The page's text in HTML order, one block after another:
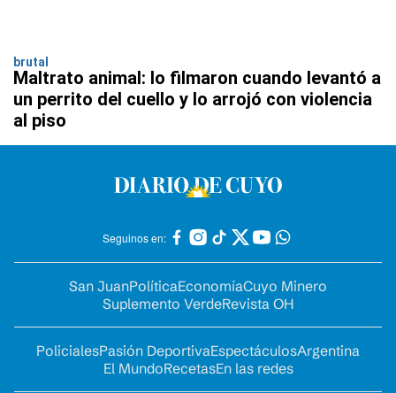
brutal
Maltrato animal: lo filmaron cuando levantó a
un perrito del cuello y lo arrojó con violencia
al piso
Seguinos en:
San JuanPolíticaEconomíaCuyo Minero
Suplemento VerdeRevista OH
PolicialesPasión DeportivaEspectáculosArgentina
El MundoRecetasEn las redes